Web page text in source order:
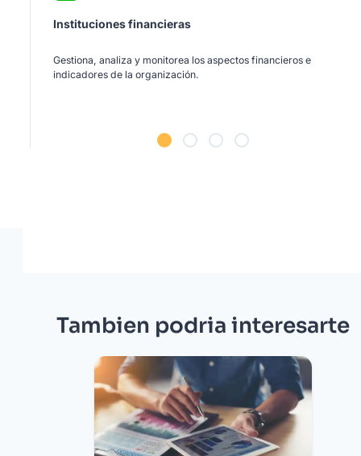
Instituciones financieras
Gestiona, analiza y monitorea los aspectos financieros e
indicadores de la organización.
Tambien podria interesarte